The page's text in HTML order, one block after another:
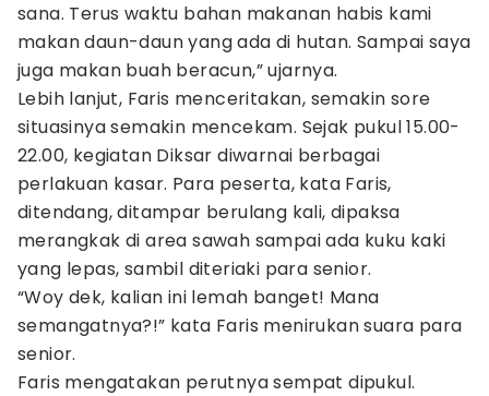
sana. Terus waktu bahan makanan habis kami
makan daun-daun yang ada di hutan. Sampai saya
juga makan buah beracun,” ujarnya.
Lebih lanjut, Faris menceritakan, semakin sore
situasinya semakin mencekam. Sejak pukul 15.00-
22.00, kegiatan Diksar diwarnai berbagai
perlakuan kasar. Para peserta, kata Faris,
ditendang, ditampar berulang kali, dipaksa
merangkak di area sawah sampai ada kuku kaki
yang lepas, sambil diteriaki para senior.
“Woy dek, kalian ini lemah banget! Mana
semangatnya?!” kata Faris menirukan suara para
senior.
Faris mengatakan perutnya sempat dipukul.